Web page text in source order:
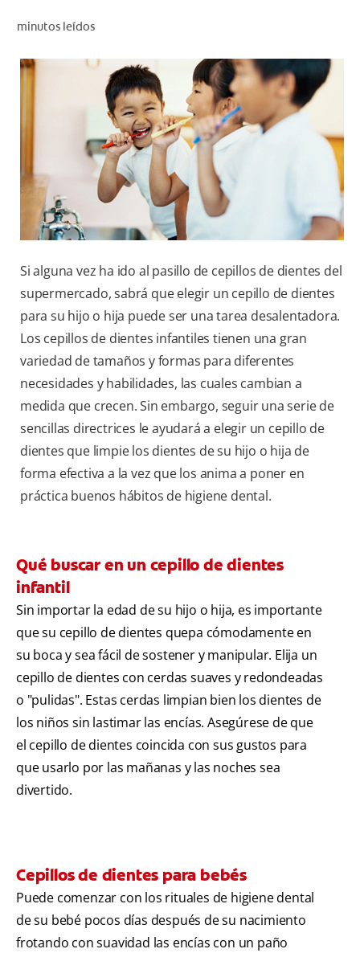
PROMOCIONES
SV (ES)
minutos leídos
Si alguna vez ha ido al pasillo de cepillos de dientes del
supermercado, sabrá que elegir un cepillo de dientes
para su hijo o hija puede ser una tarea desalentadora.
Los cepillos de dientes infantiles tienen una gran
variedad de tamaños y formas para diferentes
necesidades y habilidades, las cuales cambian a
medida que crecen. Sin embargo, seguir una serie de
sencillas directrices le ayudará a elegir un cepillo de
dientes que limpie los dientes de su hijo o hija de
forma efectiva a la vez que los anima a poner en
práctica buenos hábitos de higiene dental.
Qué buscar en un cepillo de dientes
infantil
Sin importar la edad de su hijo o hija, es importante
que su cepillo de dientes quepa cómodamente en
su boca y sea fácil de sostener y manipular. Elija un
cepillo de dientes con cerdas suaves y redondeadas
o "pulidas". Estas cerdas limpian bien los dientes de
los niños sin lastimar las encías. Asegúrese de que
el cepillo de dientes coincida con sus gustos para
que usarlo por las mañanas y las noches sea
divertido.
Cepillos de dientes para bebés
Puede comenzar con los rituales de higiene dental
de su bebé pocos días después de su nacimiento
frotando con suavidad las encías con un paño